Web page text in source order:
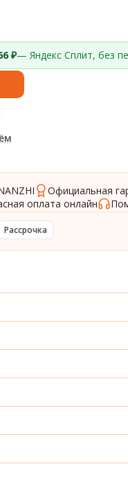
₽— Яндекс Сплит, без
Официальная
оплата онлайн
Рассрочка